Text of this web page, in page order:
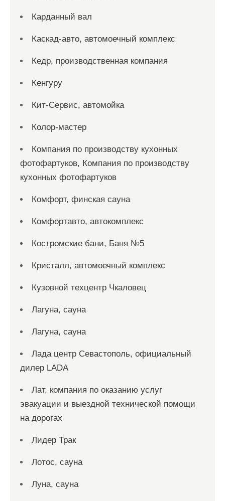
Карданный вал
Каскад-авто, автомоечный комплекс
Кедр, производственная компания
Кенгуру
Кит-Сервис, автомойка
Колор-мастер
Компания по производству кухонных
фотофартуков, Компания по производству
кухонных фотофартуков
Комфорт, финская сауна
Комфортавто, автокомплекс
Костромские бани, Баня №5
Кристалл, автомоечный комплекс
Кузовной техцентр Чкаловец
Лагуна, сауна
Лагуна, сауна
Лада центр Севастополь, официальный
дилер LADA
Лат, компания по оказанию услуг
эвакуации и выездной технической помощи
на дорогах
Лидер Трак
Лотос, сауна
Луна, сауна